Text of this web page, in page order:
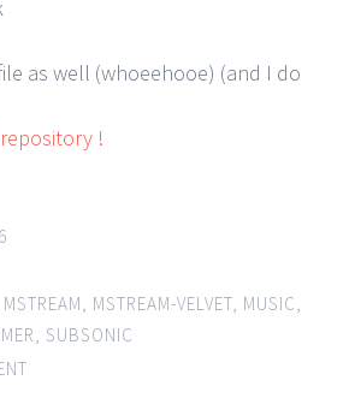
as well (whoeehooe) (and I do
!
MSTREAM MSTREAM-VELVET MUSIC
SUBSONIC